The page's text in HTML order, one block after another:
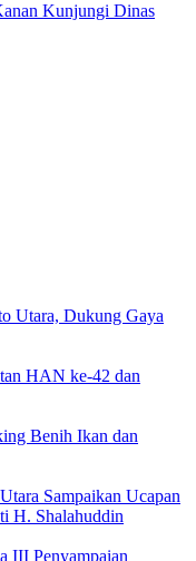
Kunjungi Dinas
Utara, Dukung Gaya
HAN ke-42 dan
Benih Ikan dan
Sampaikan Ucapan
H. Shalahuddin
III Penyampaian